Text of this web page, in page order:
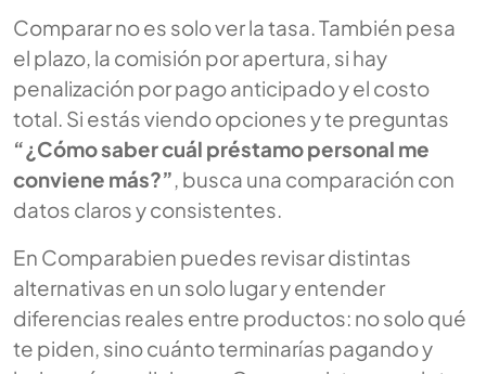
Comparar no es solo ver la tasa. También pesa
el plazo, la comisión por apertura, si hay
penalización por pago anticipado y el costo
total. Si estás viendo opciones y te preguntas
“¿Cómo saber cuál préstamo personal me
conviene más?” , busca una comparación con
datos claros y consistentes.
En Comparabien puedes revisar distintas
alternativas en un solo lugar y entender
diferencias reales entre productos: no solo qué
te piden, sino cuánto terminarías pagando y